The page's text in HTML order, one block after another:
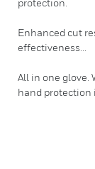
protection.
Enhanced cut
effectiveness...
All in one glove.
hand protection